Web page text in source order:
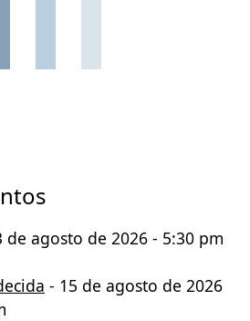
de agosto de 2026 - 5:30 pm
- 15 de agosto de 2026